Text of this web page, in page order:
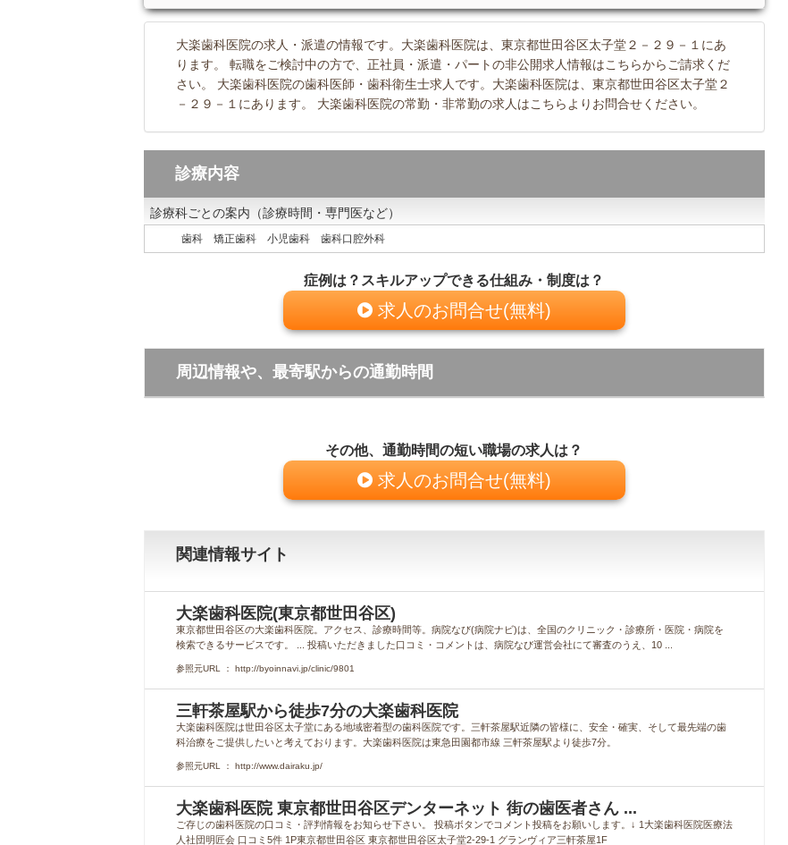
大楽歯科医院の求人・派遣の情報です。大楽歯科医院は、東京都世田谷区太子堂２－２９－１にあ
ります。 転職をご検討中の方で、正社員・派遣・パートの非公開求人情報はこちらからご請求くだ
さい。 大楽歯科医院の歯科医師・歯科衛生士求人です。大楽歯科医院は、東京都世田谷区太子堂２
－２９－１にあります。 大楽歯科医院の常勤・非常勤の求人はこちらよりお問合せください。
診療内容
診療科ごとの案内（診療時間・専門医など）
歯科 矯正歯科 小児歯科 歯科口腔外科
症例は？スキルアップできる仕組み・制度は？
求人のお問合せ(無料)
周辺情報や、最寄駅からの通勤時間
その他、通勤時間の短い職場の求人は？
求人のお問合せ(無料)
関連情報サイト
大楽歯科医院(東京都世田谷区)
東京都世田谷区の大楽歯科医院。アクセス、診療時間等。病院なび(病院ナビ)は、全国のクリニック・診療所・医院・病院を
検索できるサービスです。 ... 投稿いただきました口コミ・コメントは、病院なび運営会社にて審査のうえ、10 ...
参照元URL ： http://byoinnavi.jp/clinic/9801
三軒茶屋駅から徒歩7分の大楽歯科医院
大楽歯科医院は世田谷区太子堂にある地域密着型の歯科医院です。三軒茶屋駅近隣の皆様に、安全・確実、そして最先端の歯
科治療をご提供したいと考えております。大楽歯科医院は東急田園都市線 三軒茶屋駅より徒歩7分。
参照元URL ： http://www.dairaku.jp/
大楽歯科医院 東京都世田谷区デンターネット 街の歯医者さん ...
ご存じの歯科医院の口コミ・評判情報をお知らせ下さい。 投稿ボタンでコメント投稿をお願いします。↓ 1大楽歯科医院医療法
人社団明匠会 口コミ5件 1P東京都世田谷区 東京都世田谷区太子堂2-29-1 グランヴィア三軒茶屋1F